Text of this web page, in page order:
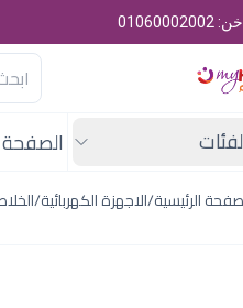
الصفحة
الرئيسية/الاجهزة الكهربائية/